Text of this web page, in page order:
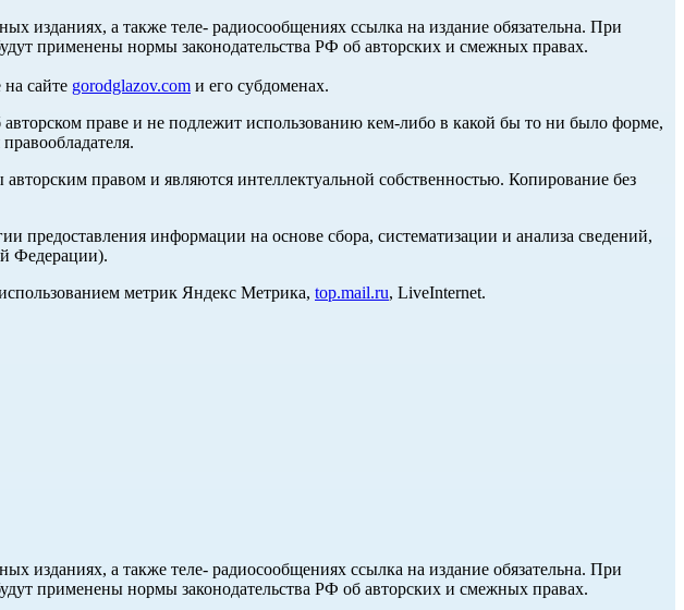
изданиях, а также теле- радиосообщениях ссылка на издание обязательна. При
применены нормы законодательства РФ об авторских и смежных правах.
сайте gorodglazov.com и его субдоменах.
праве и не подлежит использованию кем-либо в какой бы то ни было форме,
правом и являются интеллектуальной собственностью. Копирование без
информации на основе сбора, систематизации и анализа сведений,
Федерации).
метрик Яндекс Метрика, top.mail.ru, LiveInternet.
изданиях, а также теле- радиосообщениях ссылка на издание обязательна. При
применены нормы законодательства РФ об авторских и смежных правах.